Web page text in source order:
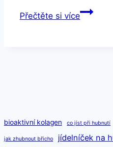
Přečtěte si víceGyokuro
bioaktivní kolagen co jíst při hubnutí
jak zhubnout břicho jídelníček na